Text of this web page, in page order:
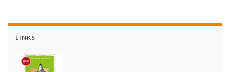
LINKS